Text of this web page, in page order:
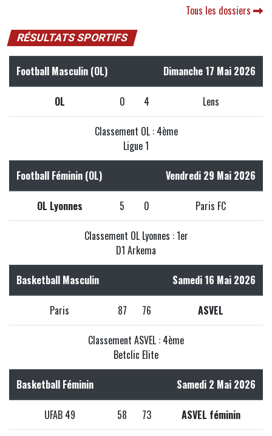
Tous les dossiers
RÉSULTATS SPORTIFS
Football Masculin (OL) Dimanche 17 Mai 2026
OL 0 4 Lens
Classement OL : 4ème
Ligue 1
Football Féminin (OL) Vendredi 29 Mai 2026
OL Lyonnes 5 0 Paris FC
Classement OL Lyonnes : 1er
D1 Arkema
Basketball Masculin Samedi 16 Mai 2026
Paris 87 76 ASVEL
Classement ASVEL : 4ème
Betclic Elite
Basketball Féminin Samedi 2 Mai 2026
UFAB 49 58 73 ASVEL féminin